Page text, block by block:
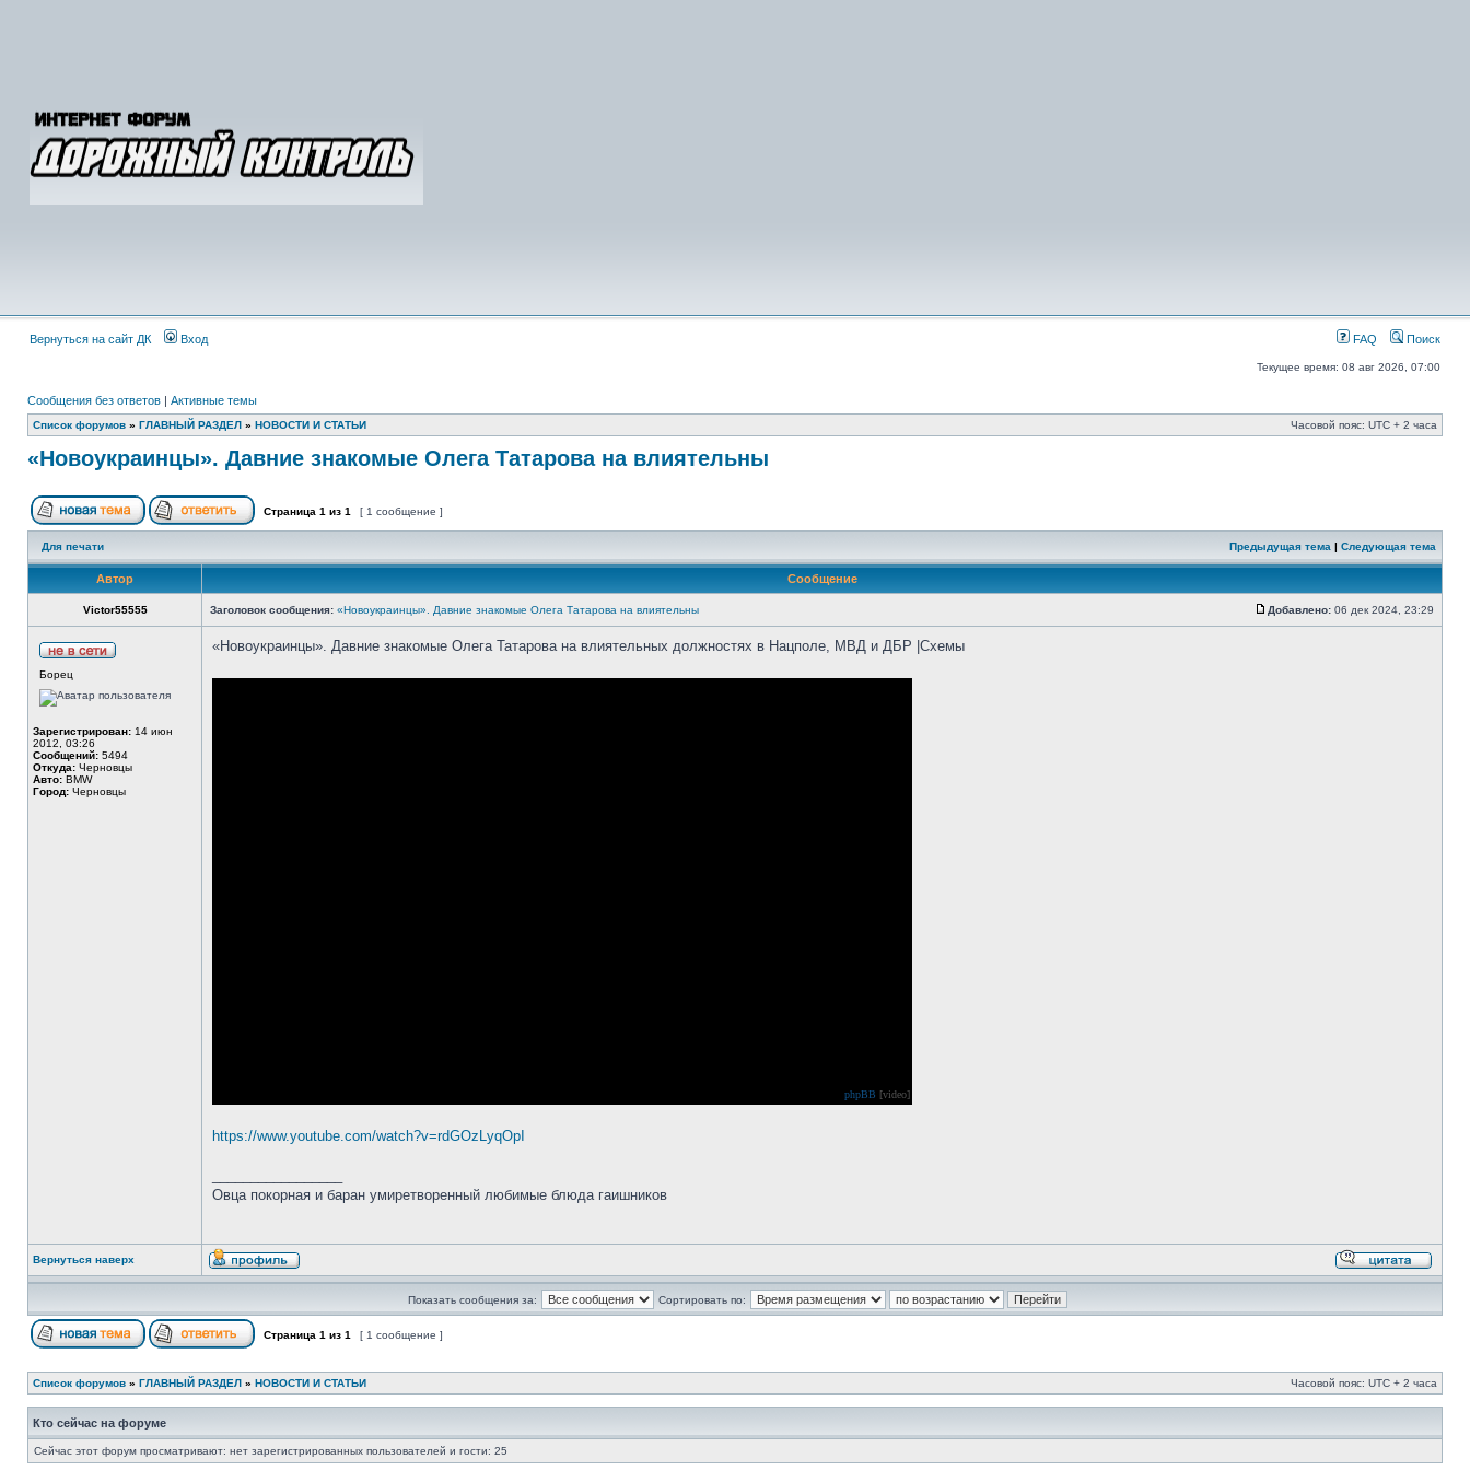
Вернуться на сайт ДК Вход FAQ Поиск
Текущее время: 08 авг 2026, 07:00
Сообщения без ответов | Активные темы
Список форумов » ГЛАВНЫЙ РАЗДЕЛ » НОВОСТИ И СТАТЬИ Часовой пояс: UTC + 2 часа
«Новоукраинцы». Давние знакомые Олега Татарова на влиятельны
Страница 1 из 1 [ 1 сообщение ]
Для печати Предыдущая тема | Следующая тема
Автор Сообщение
Victor55555 Заголовок сообщения: «Новоукраинцы». Давние знакомые Олега Татарова на влиятельны Добавлено: 06 дек 2024, 23:29
Борец
Зарегистрирован: 14 июн
2012, 03:26
Сообщений: 5494
Откуда: Черновцы
Авто: BMW
Город: Черновцы
«Новоукраинцы». Давние знакомые Олега Татарова на влиятельных должностях в Нацполе, МВД и ДБР |Схемы
phpBB [video]
https://www.youtube.com/watch?v=rdGOzLyqOpI
Овца покорная и баран умиретворенный любимые блюда гаишников
Вернуться наверх
Показать сообщения за: Сортировать по:
Страница 1 из 1 [ 1 сообщение ]
Список форумов » ГЛАВНЫЙ РАЗДЕЛ » НОВОСТИ И СТАТЬИ Часовой пояс: UTC + 2 часа
Кто сейчас на форуме
Сейчас этот форум просматривают: нет зарегистрированных пользователей и гости: 25